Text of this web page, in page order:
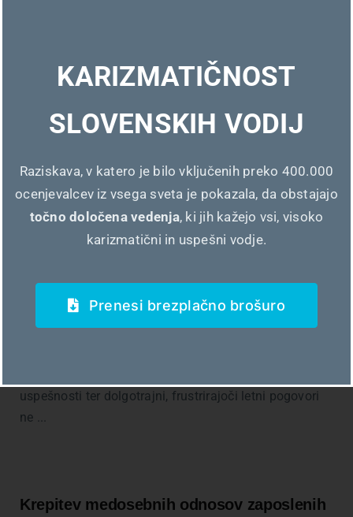
Duševne težave in bolezni lahko prizadenejo kogarkoli,
tudi nas ali ljudi v naši neposredni okolici. Po ocenah
Svetovne zdravstvene organizacije ...
Vodič za razvoj in nasledstveno
načrtovanje
uspešnosti ter dolgotrajni, frustrirajoči letni pogovori
ne ...
Krepitev medosebnih odnosov zaposlenih
KARIZMATIČNOST
SLOVENSKIH VODIJ
Raziskava, v katero je bilo vključenih preko 400.000
ocenjevalcev iz vsega sveta je pokazala, da obstajajo
točno določena vedenja, ki jih kažejo vsi, visoko
karizmatični in uspešni vodje.
Prenesi brezplačno brošuro